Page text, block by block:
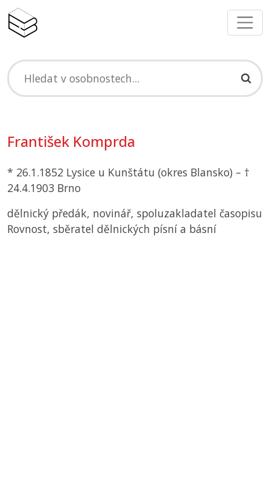
František Komprda
* 26.1.1852 Lysice u Kunštátu (okres Blansko) – †
24.4.1903 Brno
dělnický předák, novinář, spoluzakladatel časopisu
Rovnost, sběratel dělnických písní a básní